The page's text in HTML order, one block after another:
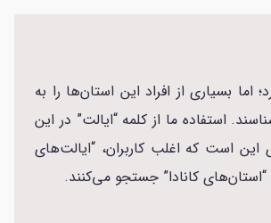
اما بسیاری از افراد این استان‌ها را به
استفاده ما از کلمه “ایالت” در این
است که اغلب کاربران، “ایالت‌های
“استان‌های کانادا” جستجو می‌کنند.